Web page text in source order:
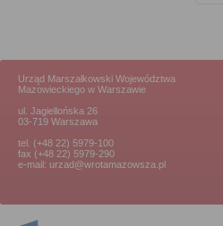
Urząd Marszałkowski Województwa
Mazowieckiego w Warszawie
ul. Jagiellońska 26
03-719 Warszawa
tel. (+48 22) 5979-100
fax (+48 22) 5979-290
e-mail: urzad@wrotamazowsza.pl